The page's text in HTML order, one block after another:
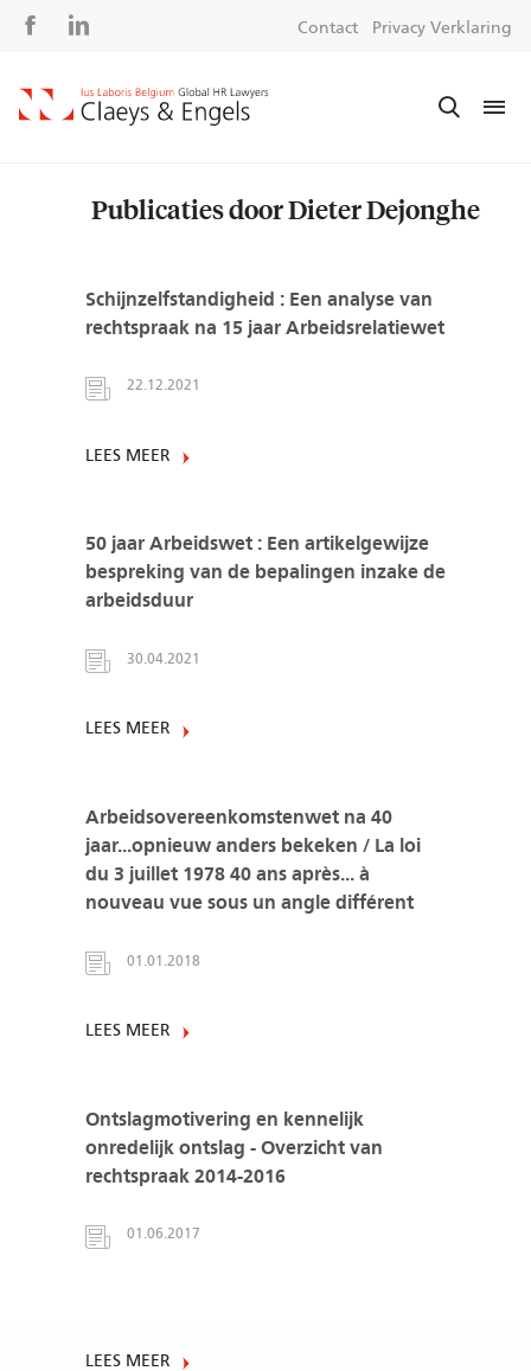
Social
Contact Privacy Verklaring
Publicaties door Dieter Dejonghe
Schijnzelfstandigheid : Een analyse van
rechtspraak na 15 jaar Arbeidsrelatiewet
22.12.2021
LEES MEER
50 jaar Arbeidswet : Een artikelgewijze
bespreking van de bepalingen inzake de
arbeidsduur
30.04.2021
LEES MEER
Arbeidsovereenkomstenwet na 40
jaar...opnieuw anders bekeken / La loi
du 3 juillet 1978 40 ans après... à
nouveau vue sous un angle différent
01.01.2018
LEES MEER
Ontslagmotivering en kennelijk
onredelijk ontslag - Overzicht van
rechtspraak 2014-2016
01.06.2017
LEES MEER